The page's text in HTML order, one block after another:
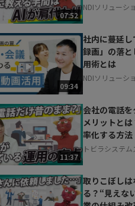
07:52
NDIソリューシ
09:34
社内に蔓延
録画」の落
用術とは
NDIソリューシ
11:37
会社の電話
メリットと
率化する方法
トビラシステ
取りこぼしは
る？“見えな